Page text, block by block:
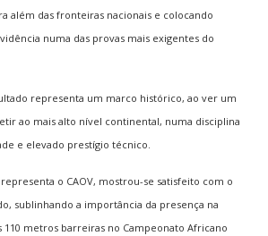
além das fronteiras nacionais e colocando
numa das provas mais exigentes do
representa um marco histórico, ao ver um
ao mais alto nível continental, numa disciplina
e elevado prestígio técnico.
o CAOV, mostrou-se satisfeito com o
sublinhando a importância da presença na
110 metros barreiras no Campeonato Africano